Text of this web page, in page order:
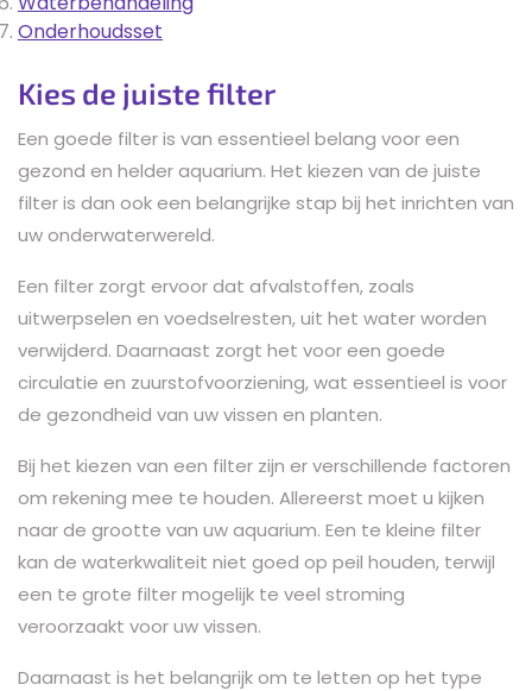
Onderhoudsset
Kies de juiste filter
Een goede filter is van essentieel belang voor een
gezond en helder aquarium. Het kiezen van de juiste
filter is dan ook een belangrijke stap bij het inrichten van
uw onderwaterwereld.
Een filter zorgt ervoor dat afvalstoffen, zoals
uitwerpselen en voedselresten, uit het water worden
verwijderd. Daarnaast zorgt het voor een goede
circulatie en zuurstofvoorziening, wat essentieel is voor
de gezondheid van uw vissen en planten.
Bij het kiezen van een filter zijn er verschillende factoren
om rekening mee te houden. Allereerst moet u kijken
naar de grootte van uw aquarium. Een te kleine filter
kan de waterkwaliteit niet goed op peil houden, terwijl
een te grote filter mogelijk te veel stroming
veroorzaakt voor uw vissen.
Daarnaast is het belangrijk om te letten op het type